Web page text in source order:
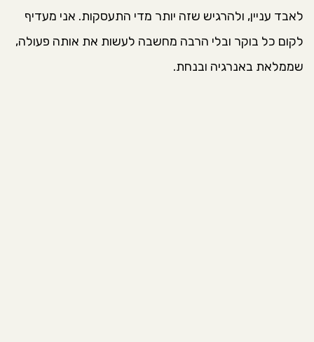
לאבד עניין, ולהרגיש שזה יותר מדי התעסקות. אני מעדיף
לקום כל בוקר ובלי הרבה מחשבה לעשות את אותה פעולה,
שממלאת באנרגיה ובנחת.